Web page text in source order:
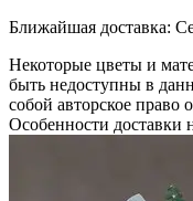
Ближайшая доставка:
Некоторые цветы и
быть недоступны в
собой авторское право
Особенности доставки